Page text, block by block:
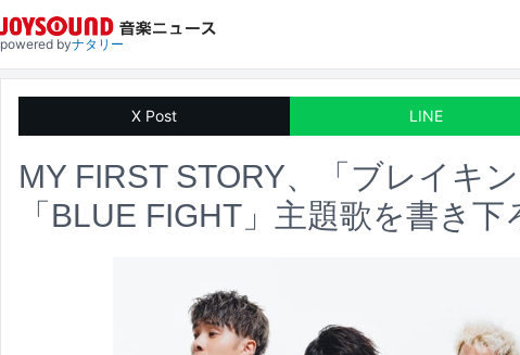
powered byナタリー
X Post LINE
MY FIRST STORY、「ブレイキ
「BLUE FIGHT」主題歌を書き下